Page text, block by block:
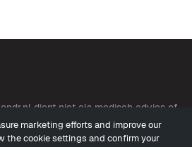
dient niet als medisch advies of
en betreft geen uitoefening der
marketing efforts and improve our
the cookie settings and confirm your